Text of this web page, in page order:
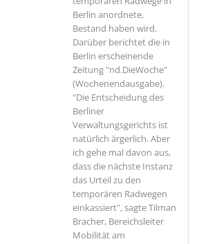
Berlin anordnete,
Bestand haben wird.
Darüber berichtet die in
Berlin erscheinende
Zeitung "nd.DieWoche"
(Wochenendausgabe).
"Die Entscheidung des
Berliner
Verwaltungsgerichts ist
natürlich ärgerlich. Aber
ich gehe mal davon aus,
dass die nächste Instanz
das Urteil zu den
temporären Radwegen
einkassiert", sagte Tilman
Bracher, Bereichsleiter
Mobilität am